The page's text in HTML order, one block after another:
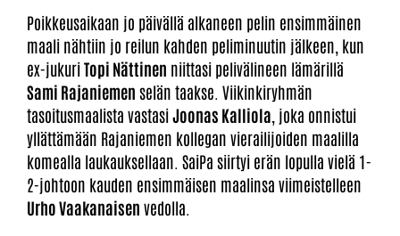
Poikkeusaikaan jo päivällä alkaneen pelin ensimmäinen
maali nähtiin jo reilun kahden peliminuutin jälkeen, kun
ex-jukuriTopi Nättinen niittasi pelivälineen lämärillä
Sami Rajaniemen selän taakse. Viikinkiryhmän
tasoitusmaalista vastasiJoonas Kalliola , joka onnistui
yllättämään Rajaniemen kollegan vierailijoiden maalilla
komealla laukauksellaan. SaiPa siirtyi erän lopulla vielä 1-
2-johtoon kauden ensimmäisen maalinsa viimeistelleen
Urho Vaakanaisen vedolla.